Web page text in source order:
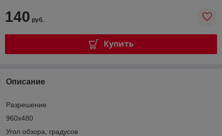
140 руб.
Купить
Описание
Разрешение
960x480
Угол обзора, градусов